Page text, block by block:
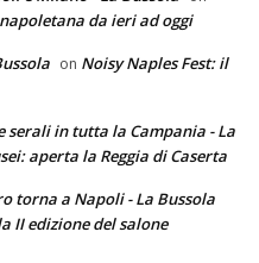
da ieri ad oggi
on Noisy Naples Fest: il
serali in tutta la Campania - La
aperta la Reggia di Caserta
torna a Napoli - La Bussola
II edizione del salone